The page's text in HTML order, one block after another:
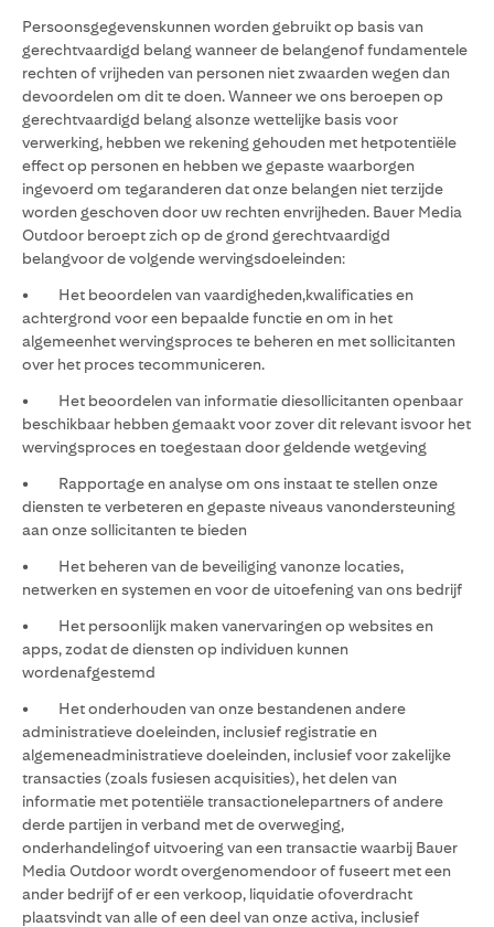
Persoonsgegevenskunnen worden gebruikt op basis van
gerechtvaardigd belang wanneer de belangenof fundamentele
rechten of vrijheden van personen niet zwaarden wegen dan
devoordelen om dit te doen. Wanneer we ons beroepen op
gerechtvaardigd belang alsonze wettelijke basis voor
verwerking, hebben we rekening gehouden met hetpotentiële
effect op personen en hebben we gepaste waarborgen
ingevoerd om tegaranderen dat onze belangen niet terzijde
worden geschoven door uw rechten envrijheden. Bauer Media
Outdoor beroept zich op de grond gerechtvaardigd
belangvoor de volgende wervingsdoeleinden:
• Het beoordelen van vaardigheden,kwalificaties en
achtergrond voor een bepaalde functie en om in het
algemeenhet wervingsproces te beheren en met sollicitanten
over het proces tecommuniceren.
• Het beoordelen van informatie diesollicitanten openbaar
beschikbaar hebben gemaakt voor zover dit relevant isvoor het
wervingsproces en toegestaan door geldende wetgeving
• Rapportage en analyse om ons instaat te stellen onze
diensten te verbeteren en gepaste niveaus vanondersteuning
aan onze sollicitanten te bieden
• Het beheren van de beveiliging vanonze locaties,
netwerken en systemen en voor de uitoefening van ons bedrijf
• Het persoonlijk maken vanervaringen op websites en
apps, zodat de diensten op individuen kunnen
wordenafgestemd
• Het onderhouden van onze bestandenen andere
administratieve doeleinden, inclusief registratie en
algemeneadministratieve doeleinden, inclusief voor zakelijke
transacties (zoals fusiesen acquisities), het delen van
informatie met potentiële transactionelepartners of andere
derde partijen in verband met de overweging,
onderhandelingof uitvoering van een transactie waarbij Bauer
Media Outdoor wordt overgenomendoor of fuseert met een
ander bedrijf of er een verkoop, liquidatie ofoverdracht
plaatsvindt van alle of een deel van onze activa, inclusief